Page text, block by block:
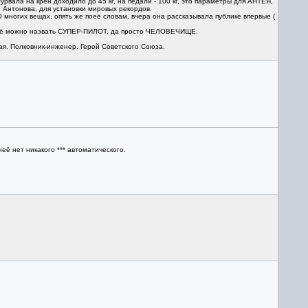
для установки мировых рекордов.
вещах, опять же поеё словам, вчера она рассказывала публике впервые (
можно назвать СУПЕР-ПИЛОТ, да просто ЧЕЛОВЕЧИЩЕ.
Полковник-инженер. Герой Советского Союза.
нет никакого *** автоматического.